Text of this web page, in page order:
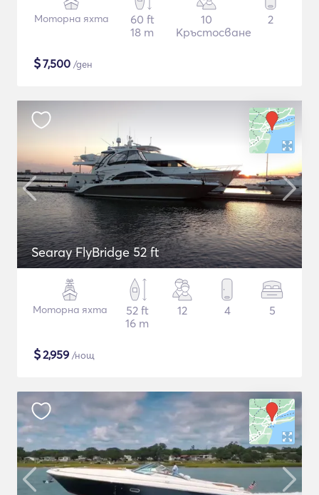
Моторна яхта
60 ft
18 m
10
Кръстосване
2
$7,500 /ден
Searay FlyBridge 52 ft
Моторна яхта
52 ft
16 m
12 4 5
$2,959 /нощ